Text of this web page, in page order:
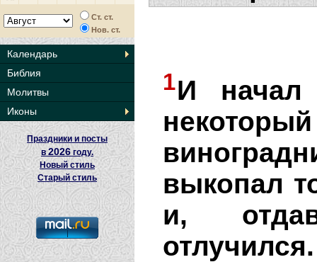
Ст. ст.
Нов. ст.
Календарь
Библия
Молитвы
Иконы
Праздники и посты
в2026 году.
Новый стиль
Старый стиль
1И начал
выкопал
и,
отлучился.